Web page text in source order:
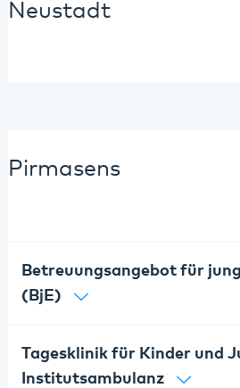
Neustadt
Pirmasens
Betreuungsangebot für
(BjE)
Tagesklinik für Kinder und
Institutsambulanz